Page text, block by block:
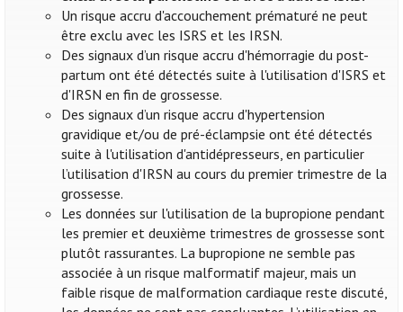
Un risque accru d'accouchement prématuré ne peut
être exclu avec les ISRS et les IRSN.
Des signaux d’un risque accru d'hémorragie du post-
partum ont été détectés suite à l'utilisation d'ISRS et
d'IRSN en fin de grossesse.
Des signaux d’un risque accru d'hypertension
gravidique et/ou de pré-éclampsie ont été détectés
suite à l'utilisation d'antidépresseurs, en particulier
l’utilisation d'IRSN au cours du premier trimestre de la
grossesse.
Les données sur l'utilisation de la bupropione pendant
les premier et deuxième trimestres de grossesse sont
plutôt rassurantes. La bupropione ne semble pas
associée à un risque malformatif majeur, mais un
faible risque de malformation cardiaque reste discuté,